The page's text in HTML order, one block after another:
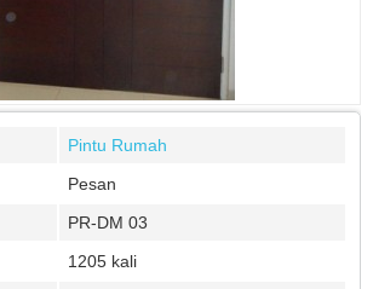
Pintu Rumah
Pesan
PR-DM 03
1205 kali